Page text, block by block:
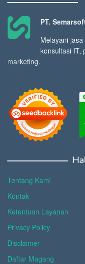
PT.
Melayani
konsultasi IT,
marketing.
Tentang Kami
Kontak
Ketentuan Layanan
Privacy Policy
Disclaimer
Daftar Magang